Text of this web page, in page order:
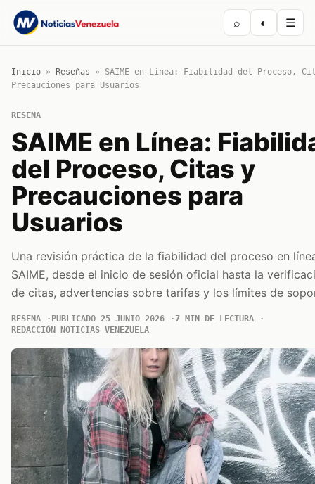
⌕ ◐ ☰
Inicio » Reseñas » SAIME en Línea: Fiabilidad del Proceso,
Precauciones para Usuarios
RESENA
SAIME en Línea:
del Proceso, Citas y
Precauciones para
Usuarios
Una revisión práctica de la fiabilidad del proceso en
SAIME, desde el inicio de sesión oficial hasta la
de citas, advertencias sobre tarifas y los límites de
RESENA PUBLICADO 25 JUNIO 2026
7 MIN DE LECTURA
REDACCIÓN NOTICIAS VENEZUELA